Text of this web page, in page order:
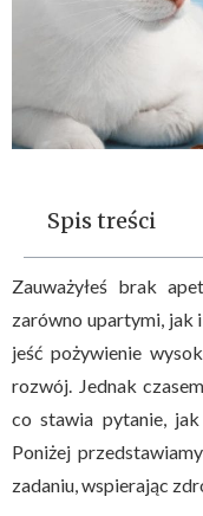
Spis treści
Zauważyłeś brak
zarówno upartymi, jak
jeść pożywienie
rozwój. Jednak
co stawia pytanie,
Poniżej
zadaniu, wspierając